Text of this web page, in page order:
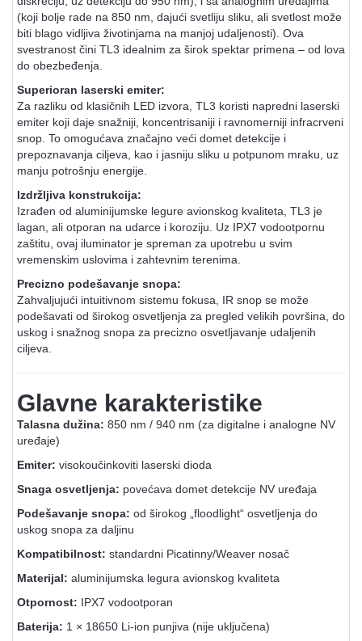
(koji bolje rade na 850 nm, dajući svetliju sliku, ali svetlost može
biti blago vidljiva životinjama na manjoj udaljenosti). Ova
svestranost čini TL3 idealnim za širok spektar primena – od lova
do obezbeđenja.
Superioran laserski emiter:
Za razliku od klasičnih LED izvora, TL3 koristi napredni laserski
emiter koji daje snažniji, koncentrisaniji i ravnomerniji infracrveni
snop. To omogućava značajno veći domet detekcije i
prepoznavanja ciljeva, kao i jasniju sliku u potpunom mraku, uz
manju potrošnju energije.
Izdržljiva konstrukcija:
Izrađen od aluminijumske legure avionskog kvaliteta, TL3 je
lagan, ali otporan na udarce i koroziju. Uz IPX7 vodootpornu
zaštitu, ovaj iluminator je spreman za upotrebu u svim
vremenskim uslovima i zahtevnim terenima.
Precizno podešavanje snopa:
Zahvaljujući intuitivnom sistemu fokusa, IR snop se može
podešavati od širokog osvetljenja za pregled velikih površina, do
uskog i snažnog snopa za precizno osvetljavanje udaljenih
ciljeva.
Glavne karakteristike
Talasna dužina: 850 nm / 940 nm (za digitalne i analogne NV
uređaje)
Emiter: visokoučinkoviti laserski dioda
Snaga osvetljenja: povećava domet detekcije NV uređaja
Podešavanje snopa: od širokog „floodlight“ osvetljenja do
uskog snopa za daljinu
Kompatibilnost: standardni Picatinny/Weaver nosač
Materijal: aluminijumska legura avionskog kvaliteta
Otpornost: IPX7 vodootporan
Baterija: 1 × 18650 Li-ion punjiva (nije uključena)